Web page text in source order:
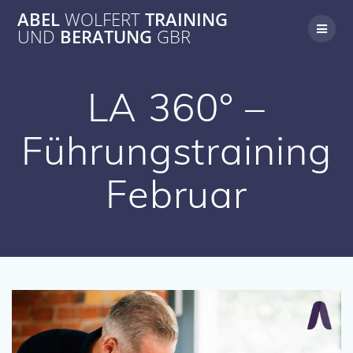
Inhalt
springen
ABELWOLFERTTRAINING
UND BERATUNG GBR
LA 360° –
Führungstraining
Februar